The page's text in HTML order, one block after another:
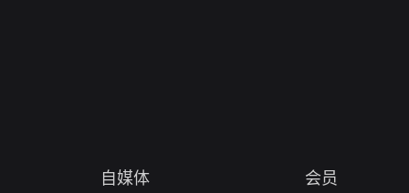
自媒体 会员